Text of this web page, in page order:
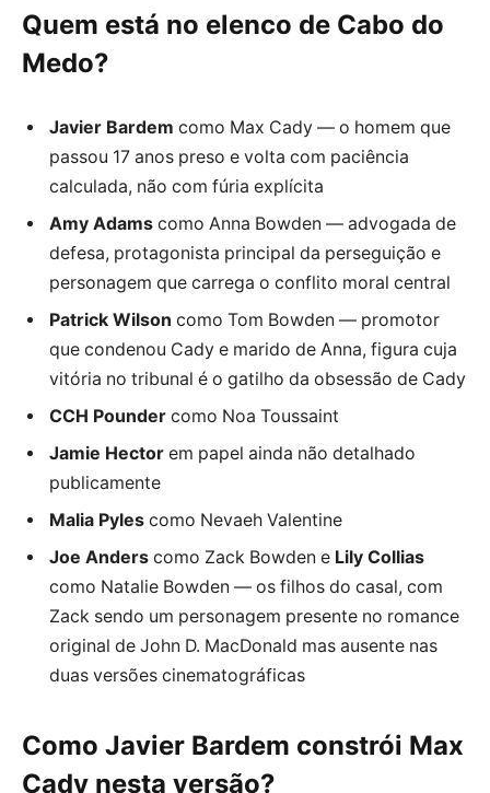
Quem está no elenco de Cabo do
Medo?
Javier Bardem como Max Cady — o homem que
passou 17 anos preso e volta com paciência
calculada, não com fúria explícita
Amy Adams como Anna Bowden — advogada de
defesa, protagonista principal da perseguição e
personagem que carrega o conflito moral central
Patrick Wilson como Tom Bowden — promotor
que condenou Cady e marido de Anna, figura cuja
vitória no tribunal é o gatilho da obsessão de Cady
CCH Pounder como Noa Toussaint
Jamie Hector em papel ainda não detalhado
publicamente
Malia Pyles como Nevaeh Valentine
Joe Anders como Zack Bowden e Lily Collias
como Natalie Bowden — os filhos do casal, com
Zack sendo um personagem presente no romance
original de John D. MacDonald mas ausente nas
duas versões cinematográficas
Como Javier Bardem constrói Max
Cady nesta versão?